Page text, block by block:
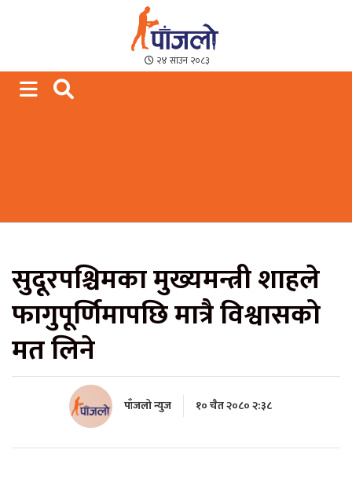
Paajalo News
We are from Far West Nepal
२४ साउन २०८३
सुदूरपश्चिमका मुख्यमन्त्री शाहले
फागुपूर्णिमापछि मात्रै विश्वासको
मत लिने
पाँजलो न्युज १० चैत २०८० २:३८